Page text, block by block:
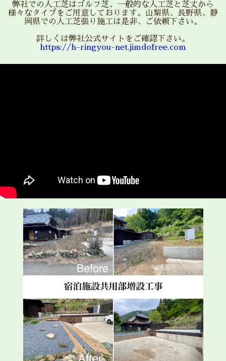
弊社での人工芝はゴルフ芝、一般的な人工芝と芝丈から
様々なタイプをご用意しております。山梨県、長野県、静
岡県での人工芝張り施工は是非、ご依頼下さい。
詳しくは弊社公式サイトをご確認下さい。
https://h-ringyou-net.jimdofree.com